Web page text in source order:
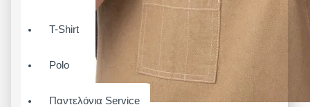
T-Shirt
Polo
Παντελόνια Service